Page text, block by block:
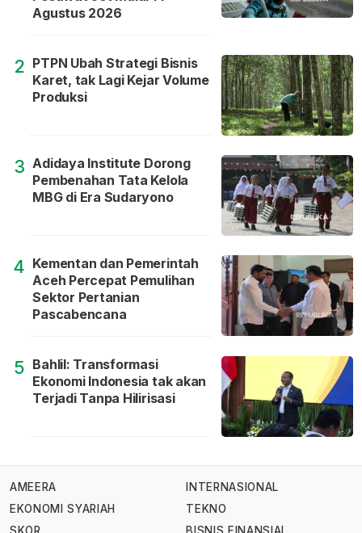
Agustus 2026
2 PTPN Ubah Strategi Bisnis
Karet, tak Lagi Kejar Volume
Produksi
3 Adidaya Institute Dorong
Pembenahan Tata Kelola
MBG di Era Sudaryono
4 Kementan dan Pemerintah
Aceh Percepat Pemulihan
Sektor Pertanian
Pascabencana
5 Bahlil: Transformasi
Ekonomi Indonesia tak akan
Terjadi Tanpa Hilirisasi
AMEERA
EKONOMI SYARIAH
SKOR
INTERNASIONAL
TEKNO
BISNIS FINANSIAL